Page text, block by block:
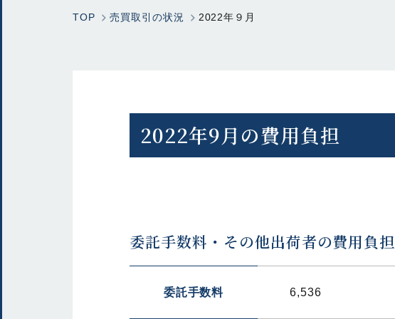
TOP 売買取引の状況 2022年９月
2022年9月の費用負担
委託手数料・その他出荷者の費用負担
委託手数料 6,536